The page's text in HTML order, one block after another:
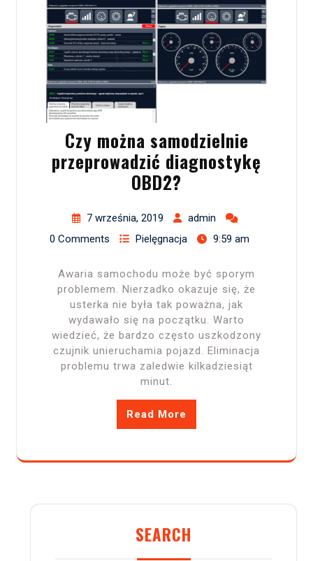
Czy można samodzielnie
przeprowadzić diagnostykę
OBD2?
7 września, 2019
admin
0 Comments
Pielęgnacja 9:59 am
Awaria samochodu może być sporym
problemem. Nierzadko okazuje się, że
usterka nie była tak poważna, jak
wydawało się na początku. Warto
wiedzieć, że bardzo często uszkodzony
czujnik unieruchamia pojazd. Eliminacja
problemu trwa zaledwie kilkadziesiąt
minut.
Read More
SEARCH